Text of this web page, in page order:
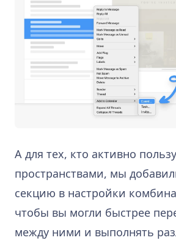
А для тех, кто активно
пространствами, мы
секцию в настройки
чтобы вы могли быстрее
между ними и выполнять